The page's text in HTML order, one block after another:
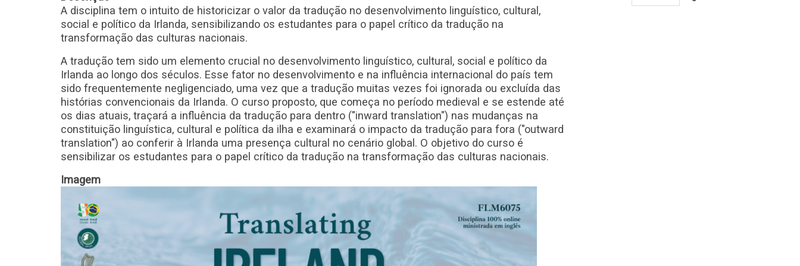
A disciplina tem o intuito de historicizar o valor da tradução no desenvolvimento linguístico, cultural,
social e político da Irlanda, sensibilizando os estudantes para o papel crítico da tradução na
transformação das culturas nacionais.
A tradução tem sido um elemento crucial no desenvolvimento linguístico, cultural, social e político da
Irlanda ao longo dos séculos. Esse fator no desenvolvimento e na influência internacional do país tem
sido frequentemente negligenciado, uma vez que a tradução muitas vezes foi ignorada ou excluída das
histórias convencionais da Irlanda. O curso proposto, que começa no período medieval e se estende até
os dias atuais, traçará a influência da tradução para dentro ("inward translation") nas mudanças na
constituição linguística, cultural e política da ilha e examinará o impacto da tradução para fora ("outward
translation") ao conferir à Irlanda uma presença cultural no cenário global. O objetivo do curso é
sensibilizar os estudantes para o papel crítico da tradução na transformação das culturas nacionais.
Imagem